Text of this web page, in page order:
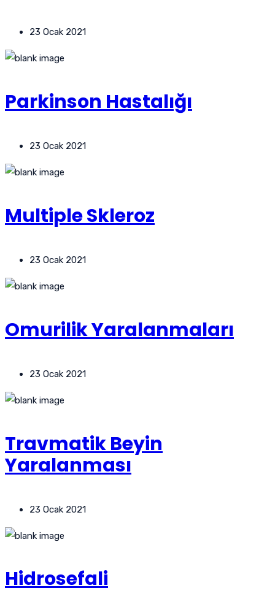
23 Ocak 2021
Parkinson Hastalığı
23 Ocak 2021
Multiple Skleroz
23 Ocak 2021
Omurilik Yaralanmaları
23 Ocak 2021
Travmatik Beyin
Yaralanması
23 Ocak 2021
Hidrosefali